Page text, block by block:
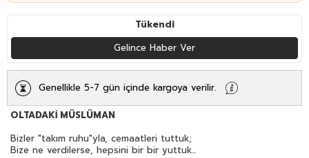
Tükendi
Gelince Haber Ver
Genellikle 5-7 gün içinde kargoya verilir.
OLTADAKİ MÜSLÜMAN
Bizler "takım ruhu"yla, cemaatleri tuttuk;
Bize ne verdilerse, hepsini bir bir yuttuk...